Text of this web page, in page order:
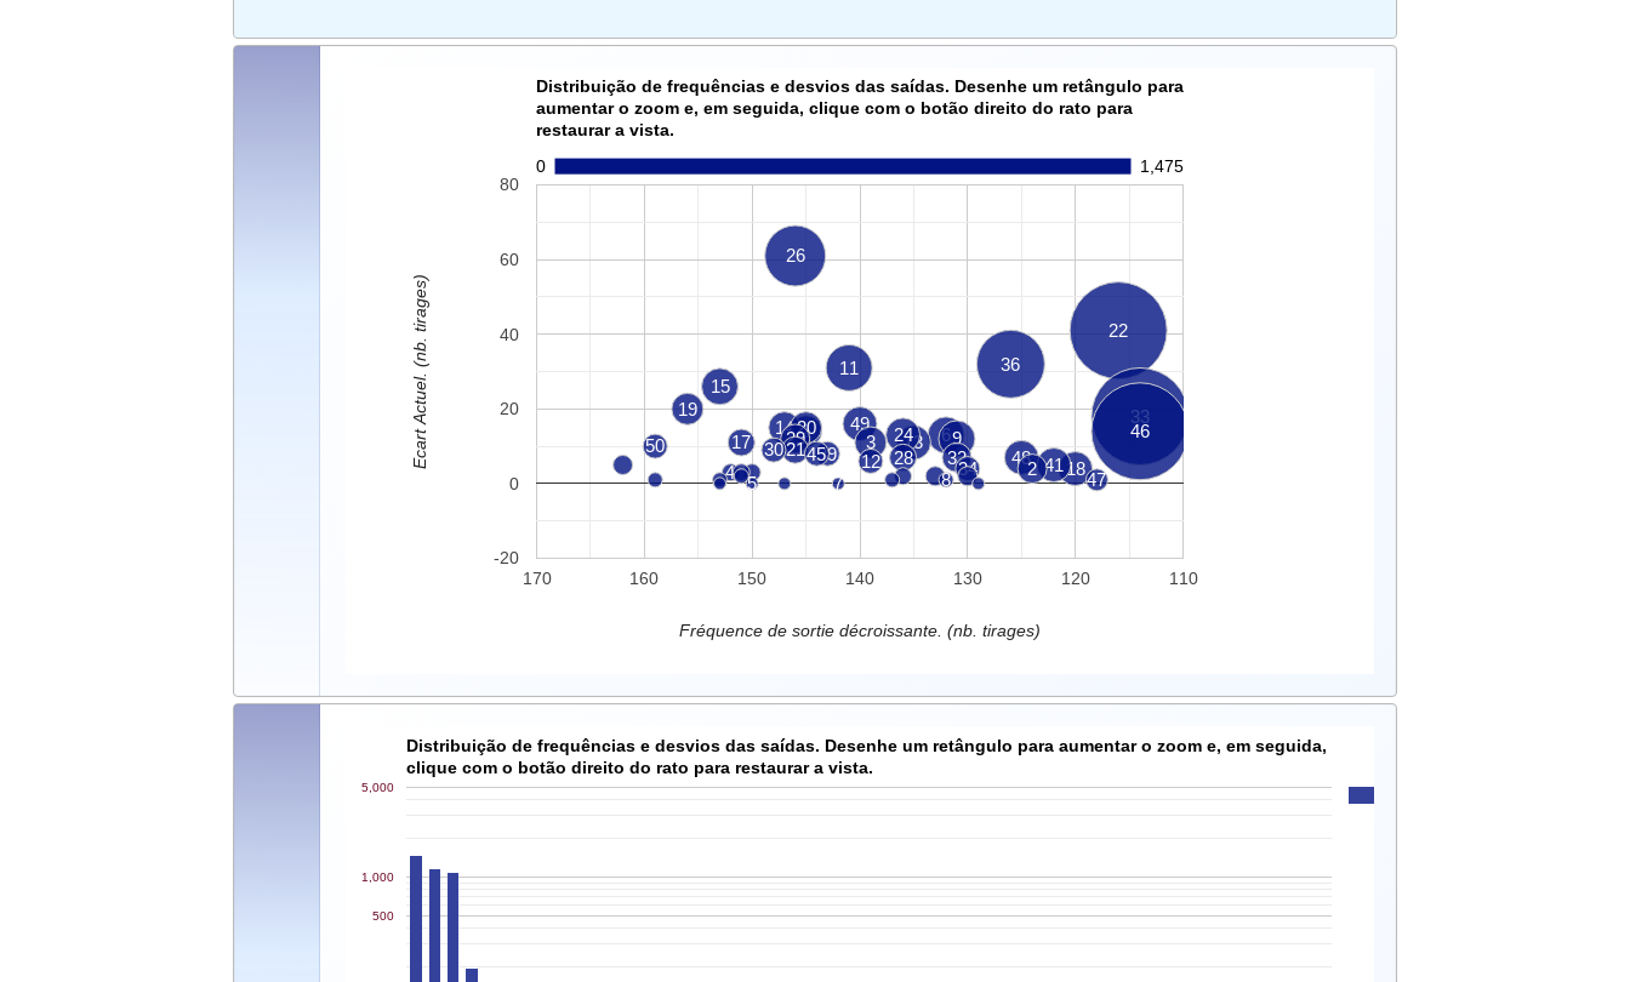
Distribuição de frequências e desvios das saídas. Desenhe um retângulo para
aumentar o zoom e, em seguida, clique com o botão direito do rato para
restaurar a vista.
0
1,475
22
33
46
36
26
11
69
15
13
18
24
41
48
49
1
3
14
19
20
2
29
32
17 21 28
12
30
34
39
45
50
47
4 8
5 7
170 160 150 140 130 120 110
-20
0
20
40
60
80
Fréquence de sortie décroissante. (nb. tirages)
Ecart Actuel. (nb. tirages)
Distribuição de frequências e desvios das saídas. Desenhe um retângulo para aumentar o zoom e, em seguida,
clique com o botão direito do rato para restaurar a vista.
500
1,000
5,000